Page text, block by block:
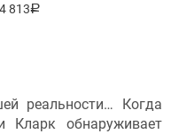
813руб.
реальности… Когда
Кларк обнаруживает